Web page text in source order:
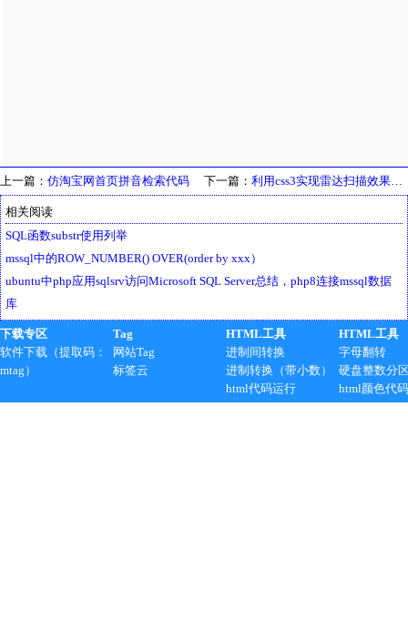
上一篇： 仿淘宝网首页拼音检索代码 下一篇： 利用css3实现雷达扫描效果图特效代码
相关阅读
SQL函数substr使用列举
mssql中的ROW_NUMBER() OVER(order by xxx）
ubuntu中php应用sqlsrv访问Microsoft SQL Server总结，php8连接mssql数据
库
下载专区
软件下载（提取码：
mtag）
Tag
网站Tag
标签云
HTML工具
进制间转换
进制转换（带小数）
html代码运行
HTML工具
字母翻转
硬盘整数分
html颜色代码